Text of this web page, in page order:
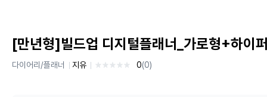
[만년형]빌드업 디지털플래너_가로형+하이
다이어리/플래너 지유 0(0)